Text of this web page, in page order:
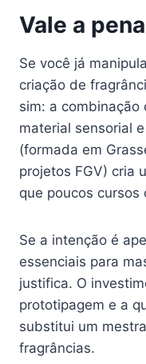
Vale a
Se você já
criação de
sim: a
material sensorial
(formada em
projetos FGV) cria
que poucos cursos
Se a intenção é
essenciais para
justifica. O
prototipagem e a
substitui um
fragrâncias.